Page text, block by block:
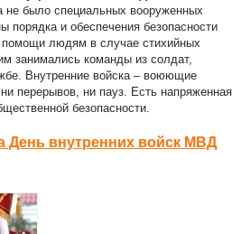
не было специальных вооруженных
порядка и обеспечения безопасности
помощи людям в случае стихийных
занимались команды из солдат,
Внутренние войска – воюющие
перерывов, ни пауз. Есть напряженная
безопасности.
День внутренних войск МВД